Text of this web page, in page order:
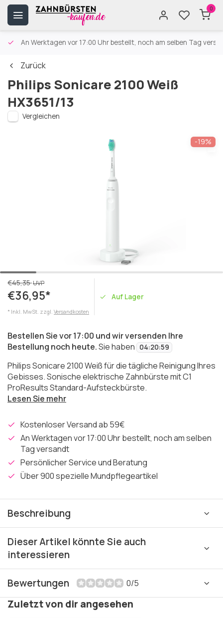
0
An Werktagen vor 17:00 Uhr bestellt, noch am selben Tag
Zurück
Philips Sonicare 2100 Weiß
HX3651/13
Vergleichen
-19%
€45,35UVP
€36,95*
* Inkl. MwSt. zzgl. Versandkosten
Auf Lager
Bestellen Sie vor 17:00 und wir versenden Ihre
Bestellung noch heute.Sie haben 04:20:59
Philips Sonicare 2100 Weiß für die tägliche Reinigung Ihres
Gebisses. Sonische elektrische Zahnbürste mit C1
ProResults Standard-Aufsteckbürste.
Lesen Sie mehr
Kostenloser Versand ab 59€
An Werktagen vor 17:00 Uhr bestellt, noch am selben
Tag versandt
Persönlicher Service und Beratung
Über 900 spezielle Mundpflegeartikel
Beschreibung
Dieser Artikel könnte Sie auch
interessieren
Bewertungen 0/5
Zuletzt von dir angesehen